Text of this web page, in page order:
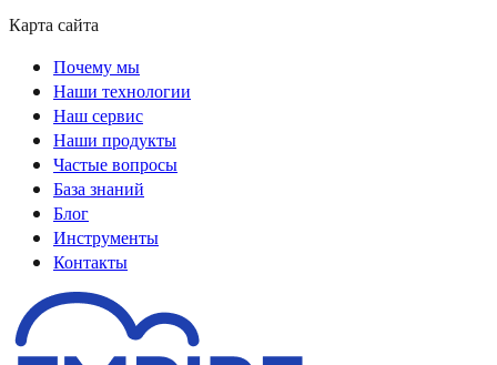
Карта сайта
Почему мы
Наши технологии
Наш сервис
Наши продукты
Частые вопросы
База знаний
Блог
Инструменты
Контакты